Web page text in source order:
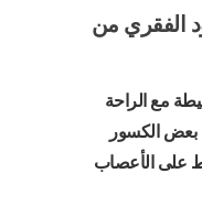
الفقري من
مع الراحة
بعض الكسور
على الأعصاب